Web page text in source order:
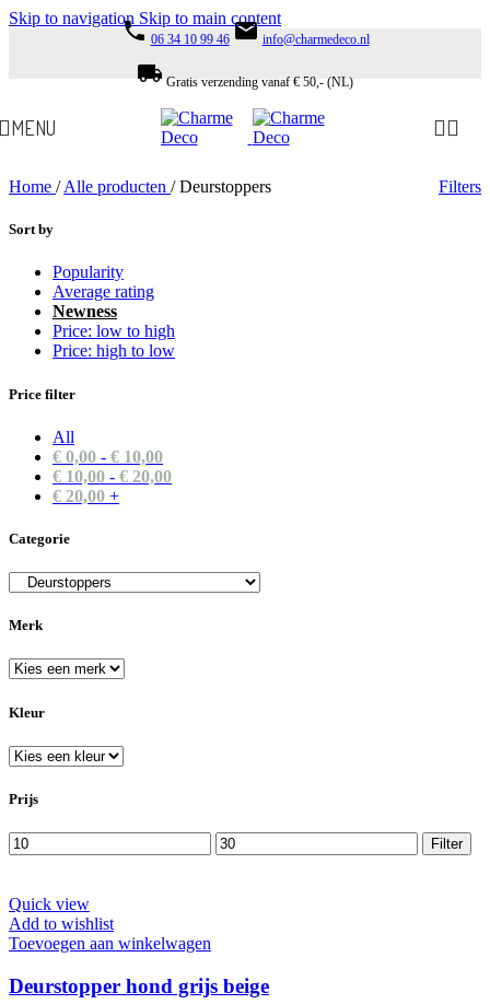
Skip to navigation Skip to main content
phone 06 34 10 99 46 email info@charmedeco.nl
local_shipping Gratis verzending vanaf € 50,- (NL)
MENU
Home / Alle producten / Deurstoppers Filters
Sort by
Popularity
Average rating
Newness
Price: low to high
Price: high to low
Price filter
All
€ 0,00 - € 10,00
€ 10,00 - € 20,00
€ 20,00 +
Categorie
Merk
Kleur
Prijs
Min.
prijs
Max.
prijs
Filter
Quick view
Add to wishlist
Toevoegen aan winkelwagen
Deurstopper hond grijs beige